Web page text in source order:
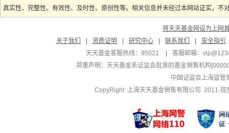
真实性、完整性、有效性、及时性、原创性等。相关信息并未经过本网站证实，
将天天基金网设为上网
关于我们
资质证明 研究中心 联系我们
安全指引
天天基金客服热线：95021
客服邮箱：
郑重声明： 天天基金系证监会批准的基金销售机构
中国证监会上海监管
CopyRight 上海天天基金销售有限公司 2011-